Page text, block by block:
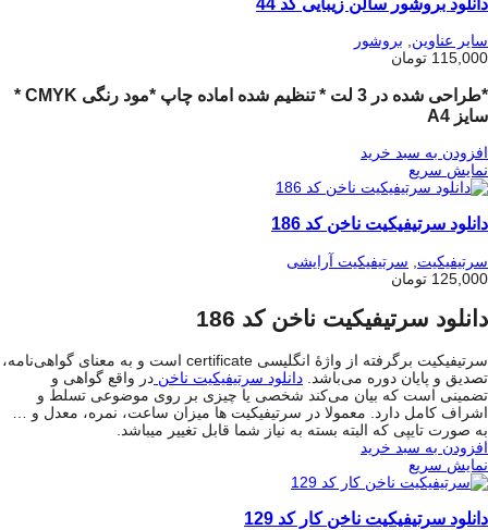
سایر عناوین, بروشور
115,000 تومان
*طراحی شده در 3 لت * تنظیم شده اماده چاپ *مود رنگی CMYK *
سایز A4
افزودن به سبد خرید
نمایش سریع
دانلود سرتیفیکیت ناخن کد 186
سرتیفیکیت
سرتیفیکیت آرایشی
125,000 تومان
دانلود سرتیفیکیت ناخن کد 186
سرتیفیکیت برگرفته از واژۀ انگلیسی certificate است و به معنای گواهی‌نامه،
تصدیق و پایان دوره می‌باشد. دانلود سرتیفیکیت ناخن در واقع گواهی و
تضمینی است که بیان می‌کند شخصی یا چیزی بر روی موضوعی تسلط و
اشراف کامل دارد. معمولا در سرتیفیکیت ها میزان ساعت، نمره، معدل و …
به صورت تایپی که البته بسته به نیاز شما قابل تغییر میباشد.
افزودن به سبد خرید
نمایش سریع
دانلود سرتیفیکیت ناخن کار کد 129